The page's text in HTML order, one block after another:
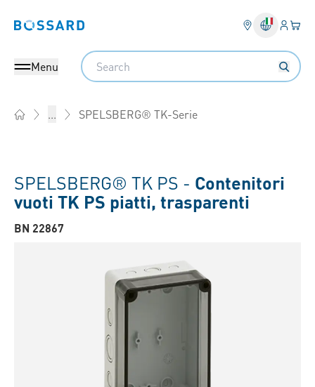
Bossard homepage Login
Il
Menu
Search
... SPELSBERG® TK-Serie
SPELSBERG® TK PS - Contenitori
vuoti TK PS piatti, trasparenti
BN 22867